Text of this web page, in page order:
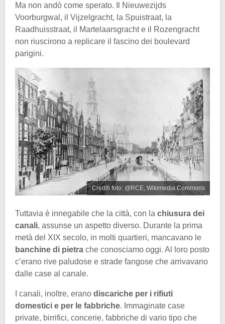
Ma non andò come sperato. Il Nieuwezijds
Voorburgwal, il Vijzelgracht, la Spuistraat, la
Raadhuisstraat, il Martelaarsgracht e il Rozengracht
non riuscirono a replicare il fascino dei boulevard
parigini.
Crediti foto: @RCE, Wikimedia Commons
Tuttavia è innegabile che la città, con la chiusura dei
canali, assunse un aspetto diverso. Durante la prima
metà del XIX secolo, in molti quartieri, mancavano le
banchine di pietra che conosciamo oggi. Al loro posto
c’erano rive paludose e strade fangose che arrivavano
dalle case al canale.
I canali, inoltre, erano discariche per i rifiuti
domestici e per le fabbriche. Immaginate case
private, birrifici, concerie, fabbriche di vario tipo che